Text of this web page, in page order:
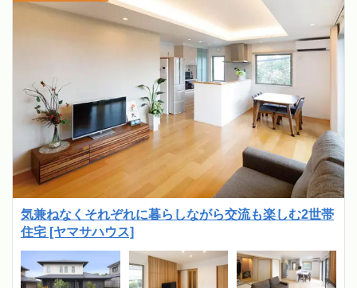
気兼ねなくそれぞれに暮らしながら交流も楽しむ2世帯
住宅 [ヤマサハウス]